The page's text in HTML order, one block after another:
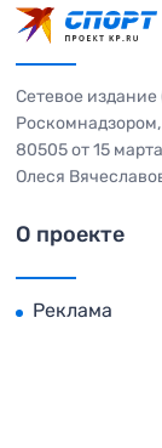
Сетевое
80505 от 15
Олеся
О проекте
Реклама